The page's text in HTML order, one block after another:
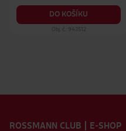
DO KOŠÍKU
Obj. č.: 943512
ROSSMANN CLUB | E-SHOP